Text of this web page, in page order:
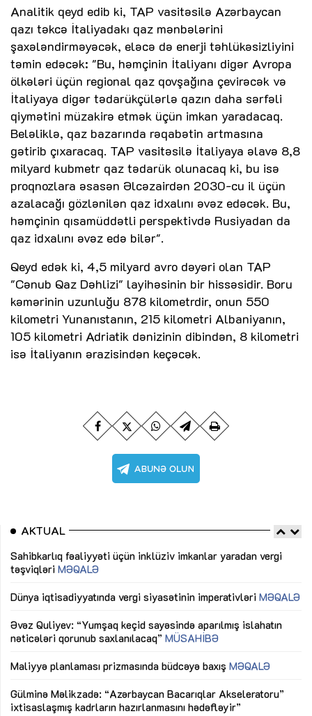
Analitik qeyd edib ki, TAP vasitəsilə Azərbaycan
qazı təkcə İtaliyadakı qaz mənbələrini
şaxələndirməyəcək, eləcə də enerji təhlükəsizliyini
təmin edəcək: "Bu, həmçinin İtaliyanı digər Avropa
ölkələri üçün regional qaz qovşağına çevirəcək və
İtaliyaya digər tədarükçülərlə qazın daha sərfəli
qiymətini müzakirə etmək üçün imkan yaradacaq.
Beləliklə, qaz bazarında rəqabətin artmasına
gətirib çıxaracaq. TAP vasitəsilə İtaliyaya əlavə 8,8
milyard kubmetr qaz tədarük olunacaq ki, bu isə
proqnozlara əsasən Əlcəzairdən 2030-cu il üçün
azalacağı gözlənilən qaz idxalını əvəz edəcək. Bu,
həmçinin qısamüddətli perspektivdə Rusiyadan da
qaz idxalını əvəz edə bilər".
Qeyd edək ki, 4,5 milyard avro dəyəri olan TAP
"Cənub Qaz Dəhlizi" layihəsinin bir hissəsidir. Boru
kəmərinin uzunluğu 878 kilometrdir, onun 550
kilometri Yunanıstanın, 215 kilometri Albaniyanın,
105 kilometri Adriatik dənizinin dibindən, 8 kilometri
isə İtaliyanın ərazisindən keçəcək.
AKTUAL
Sahibkarlıq fəaliyyəti üçün inklüziv imkanlar yaradan vergi
təşviqləri MƏQALƏ
Dünya iqtisadiyyatında vergi siyasətinin imperativləri MƏQALƏ
Əvəz Quliyev: “Yumşaq keçid sayəsində aparılmış islahatın
nəticələri qorunub saxlanılacaq” MÜSAHİBƏ
Maliyyə planlaması prizmasında büdcəyə baxış MƏQALƏ
Gülminə Məlikzadə: “Azərbaycan Bacarıqlar Akseleratoru”
ixtisaslaşmış kadrların hazırlanmasını hədəfləyir”